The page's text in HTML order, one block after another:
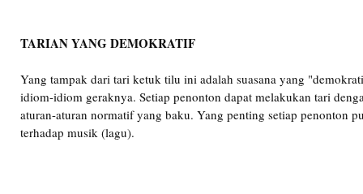
TARIAN YANG DEMOKRATIF
Yang tampak dari tari ketuk tilu ini adalah suasana yang
idiom-idiom geraknya. Setiap penonton dapat melakukan tari
aturan-aturan normatif yang baku. Yang penting setiap penonton
terhadap musik (lagu).